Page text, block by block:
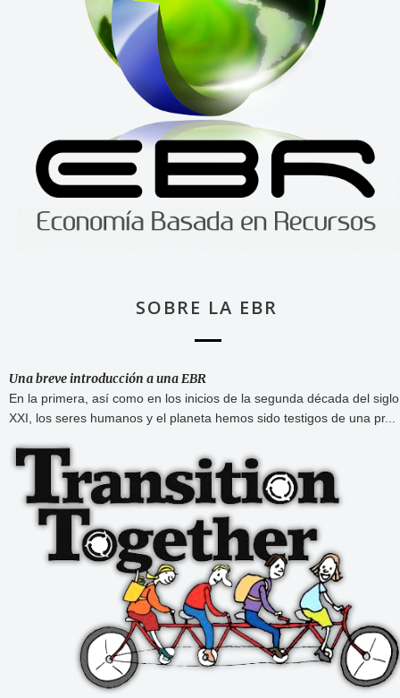
SOBRE LA EBR
Una breve introducción a una EBR
En la primera, así como en los inicios de la segunda década del siglo
XXI, los seres humanos y el planeta hemos sido testigos de una pr...